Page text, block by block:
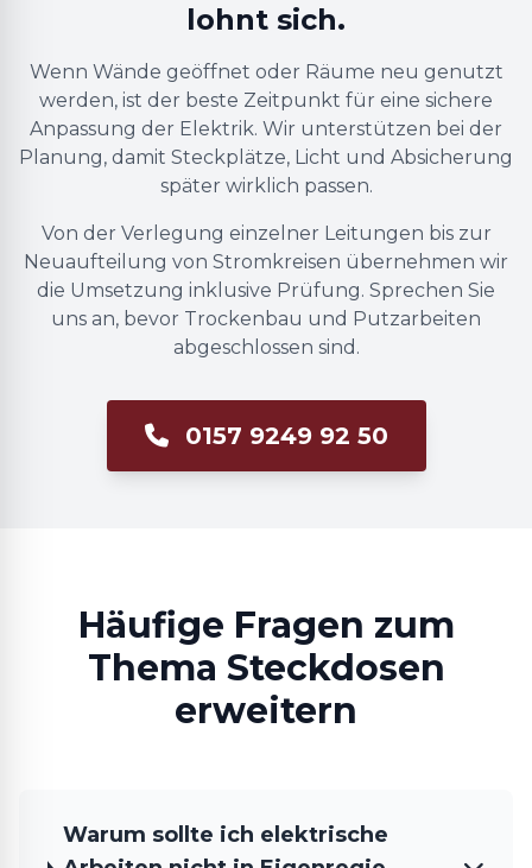
lohnt sich.
Wenn Wände geöffnet oder Räume neu genutzt
werden, ist der beste Zeitpunkt für eine sichere
Anpassung der Elektrik. Wir unterstützen bei der
Planung, damit Steckplätze, Licht und Absicherung
später wirklich passen.
Von der Verlegung einzelner Leitungen bis zur
Neuaufteilung von Stromkreisen übernehmen wir
die Umsetzung inklusive Prüfung. Sprechen Sie
uns an, bevor Trockenbau und Putzarbeiten
abgeschlossen sind.
0157 9249 92 50
Häufige Fragen zum
Thema Steckdosen
erweitern
Warum sollte ich elektrische